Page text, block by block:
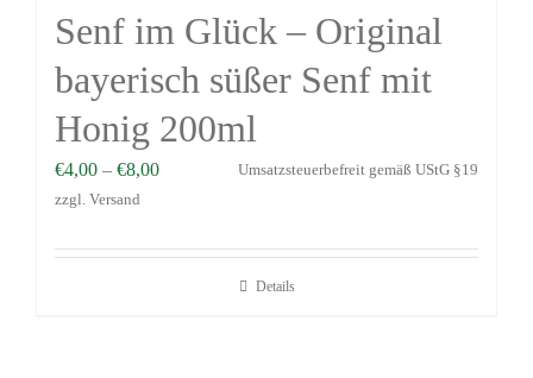
Senf im Glück – Original
bayerisch süßer Senf mit
Honig 200ml
€4,00 – €8,00
Umsatzsteuerbefreit gemäß UStG §19
zzgl. Versand
Details